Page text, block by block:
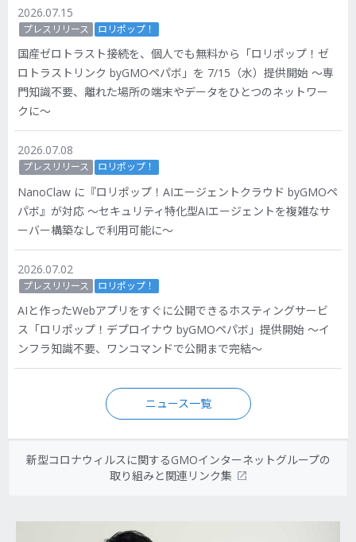
2026.07.15
プレスリリース ロリポップ！
国産ゼロトラスト接続を、個人でも無料から「ロリポップ！ゼ
ロトラストリンク byGMOペパボ」を 7/15（水）提供開始 〜専
門知識不要、離れた場所の端末やデータをひとつのネットワー
クに〜
2026.07.08
プレスリリース ロリポップ！
NanoClaw に『ロリポップ！AIエージェントクラウド byGMOペ
パボ』が対応 〜セキュリティ特化型AIエージェントを複雑なサ
ーバー構築なしで利用可能に〜
2026.07.02
プレスリリース ロリポップ！
AIと作ったWebアプリをすぐに公開できるホスティングサービ
ス「ロリポップ！デプロイナウ byGMOペパボ」提供開始 〜イ
ンフラ知識不要、ワンコマンドで公開まで完結〜
ニュース一覧
新型コロナウィルスに関するGMOインターネットグループの
取り組みと関連リンク集